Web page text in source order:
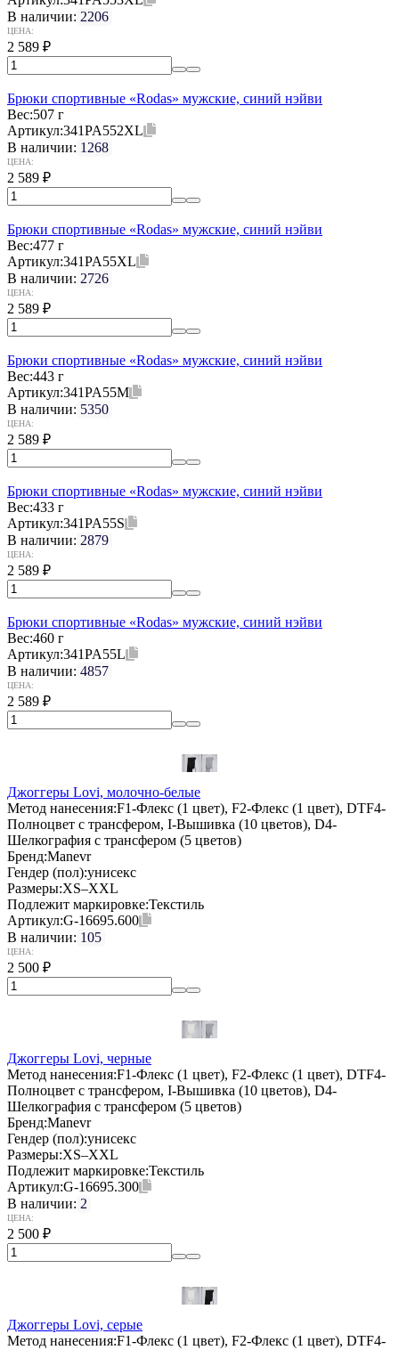
В наличии: 2206
ЦЕНА:
2 589 ₽
Брюки спортивные «Rodas» мужские, синий нэйви
Вес:507 г
Артикул:341PA552XL
В наличии: 1268
ЦЕНА:
2 589 ₽
Брюки спортивные «Rodas» мужские, синий нэйви
Вес:477 г
Артикул:341PA55XL
В наличии: 2726
ЦЕНА:
2 589 ₽
Брюки спортивные «Rodas» мужские, синий нэйви
Вес:443 г
Артикул:341PA55M
В наличии: 5350
ЦЕНА:
2 589 ₽
Брюки спортивные «Rodas» мужские, синий нэйви
Вес:433 г
Артикул:341PA55S
В наличии: 2879
ЦЕНА:
2 589 ₽
Брюки спортивные «Rodas» мужские, синий нэйви
Вес:460 г
Артикул:341PA55L
В наличии: 4857
ЦЕНА:
2 589 ₽
Джоггеры Lovi, молочно-белые
Метод нанесения:F1-Флекс (1 цвет), F2-Флекс (1 цвет), DTF4-
Полноцвет с трансфером, I-Вышивка (10 цветов), D4-
Шелкография с трансфером (5 цветов)
Бренд:Manevr
Гендер (пол):унисекс
Размеры:XS–XXL
Подлежит маркировке:Текстиль
Артикул:G-16695.600
В наличии: 105
ЦЕНА:
2 500 ₽
Джоггеры Lovi, черные
Метод нанесения:F1-Флекс (1 цвет), F2-Флекс (1 цвет), DTF4-
Полноцвет с трансфером, I-Вышивка (10 цветов), D4-
Шелкография с трансфером (5 цветов)
Бренд:Manevr
Гендер (пол):унисекс
Размеры:XS–XXL
Подлежит маркировке:Текстиль
Артикул:G-16695.300
В наличии: 2
ЦЕНА:
2 500 ₽
Джоггеры Lovi, серые
Метод нанесения:F1-Флекс (1 цвет), F2-Флекс (1 цвет), DTF4-